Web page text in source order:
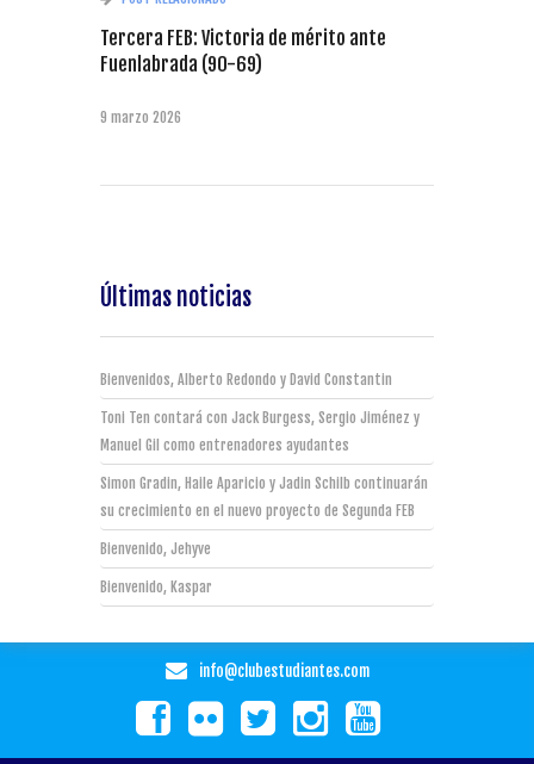
Tercera FEB: Victoria de mérito ante
Fuenlabrada (90-69)
9 marzo 2026
Últimas noticias
Bienvenidos, Alberto Redondo y David Constantin
Toni Ten contará con Jack Burgess, Sergio Jiménez y
Manuel Gil como entrenadores ayudantes
Simon Gradin, Haile Aparicio y Jadin Schilb continuarán
su crecimiento en el nuevo proyecto de Segunda FEB
Bienvenido, Jehyve
Bienvenido, Kaspar
info@clubestudiantes.com